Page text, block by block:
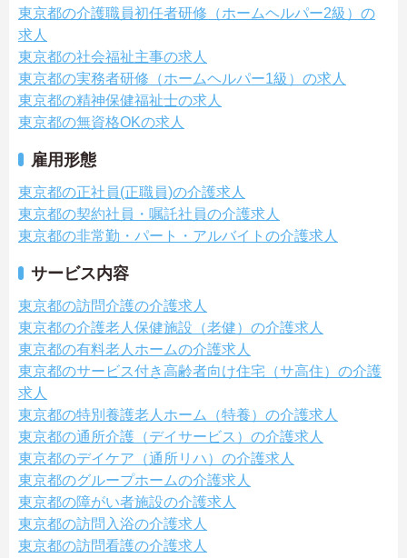
東京都の介護職員初任者研修（ホームヘルパー2級）の
求人
東京都の社会福祉主事の求人
東京都の実務者研修（ホームヘルパー1級）の求人
東京都の精神保健福祉士の求人
東京都の無資格OKの求人
雇用形態
東京都の正社員(正職員)の介護求人
東京都の契約社員・嘱託社員の介護求人
東京都の非常勤・パート・アルバイトの介護求人
サービス内容
東京都の訪問介護の介護求人
東京都の介護老人保健施設（老健）の介護求人
東京都の有料老人ホームの介護求人
東京都のサービス付き高齢者向け住宅（サ高住）の介護
求人
東京都の特別養護老人ホーム（特養）の介護求人
東京都の通所介護（デイサービス）の介護求人
東京都のデイケア（通所リハ）の介護求人
東京都のグループホームの介護求人
東京都の障がい者施設の介護求人
東京都の訪問入浴の介護求人
東京都の訪問看護の介護求人